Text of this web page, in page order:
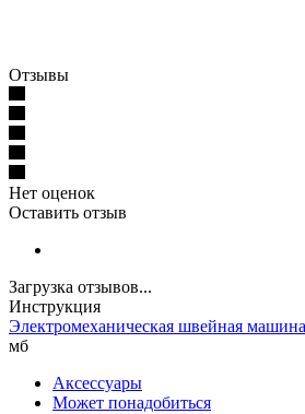
Отзывы
Нет оценок
Оставить отзыв
Загрузка отзывов...
Инструкция
Электромеханическая швейная
мб
Аксессуары
Может понадобиться